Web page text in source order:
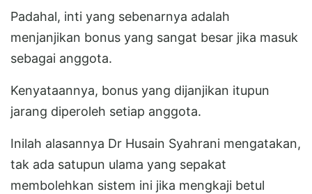
Padahal, inti yang sebenarnya adalah
menjanjikan bonus yang sangat besar jika masuk
sebagai anggota.
Kenyataannya, bonus yang dijanjikan itupun
jarang diperoleh setiap anggota.
Inilah alasannya Dr Husain Syahrani mengatakan,
tak ada satupun ulama yang sepakat
membolehkan sistem ini jika mengkaji betul